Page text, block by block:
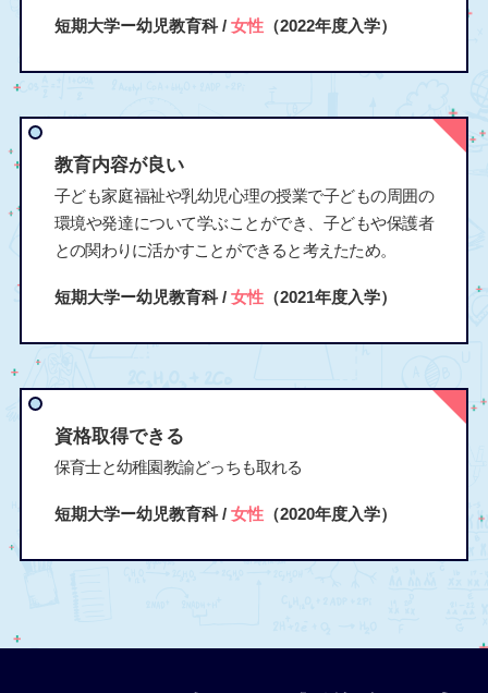
短期大学ー幼児教育科 / 女性（2022年度入学）
教育内容が良い
子ども家庭福祉や乳幼児心理の授業で子どもの周囲の
環境や発達について学ぶことができ、子どもや保護者
との関わりに活かすことができると考えたため。
短期大学ー幼児教育科 / 女性（2021年度入学）
資格取得できる
保育士と幼稚園教諭どっちも取れる
短期大学ー幼児教育科 / 女性（2020年度入学）